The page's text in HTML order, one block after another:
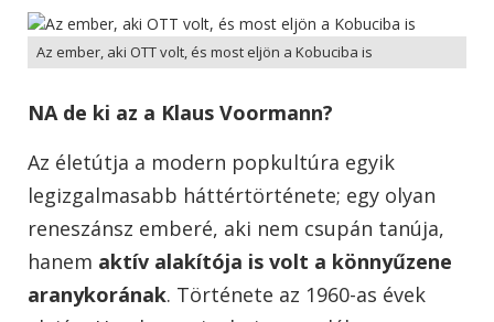
Az ember, aki OTT volt, és most eljön a Kobuciba is
NA de ki az a Klaus Voormann?
Az életútja a modern popkultúra egyik
legizgalmasabb háttértörténete; egy olyan
reneszánsz emberé, aki nem csupán tanúja,
hanem aktív alakítója is volt a könnyűzene
aranykorának. Története az 1960-as évek